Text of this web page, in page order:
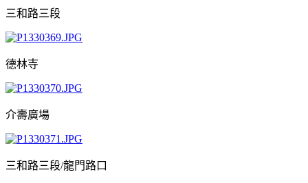
三和路三段
德林寺
介壽廣場
三和路三段/龍門路口